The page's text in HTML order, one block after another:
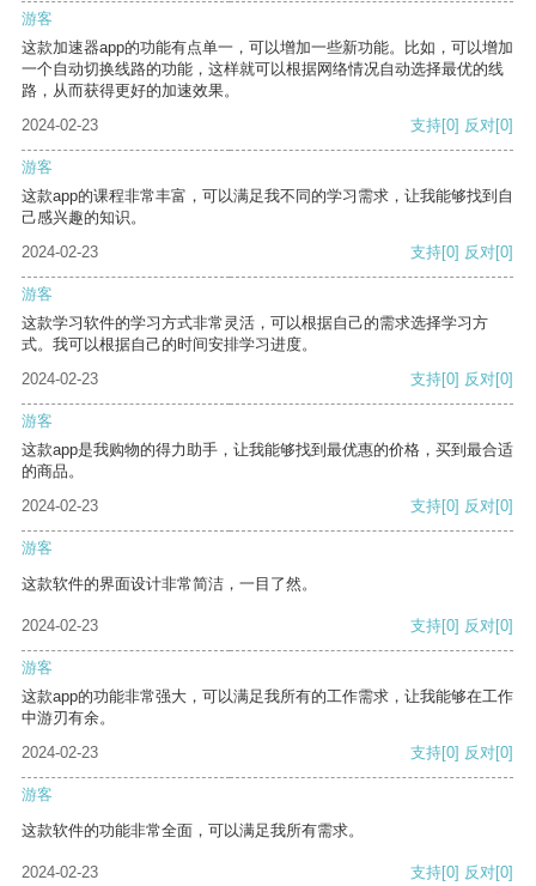
游客
这款加速器app的功能有点单一，可以增加一些新功能。比如，可以增加
一个自动切换线路的功能，这样就可以根据网络情况自动选择最优的线
路，从而获得更好的加速效果。
2024-02-23
支持[0] 反对[0]
游客
这款app的课程非常丰富，可以满足我不同的学习需求，让我能够找到自
己感兴趣的知识。
2024-02-23
支持[0] 反对[0]
游客
这款学习软件的学习方式非常灵活，可以根据自己的需求选择学习方
式。我可以根据自己的时间安排学习进度。
2024-02-23
支持[0] 反对[0]
游客
这款app是我购物的得力助手，让我能够找到最优惠的价格，买到最合适
的商品。
2024-02-23
支持[0] 反对[0]
游客
这款软件的界面设计非常简洁，一目了然。
2024-02-23 支持[0] 反对[0]
游客
这款app的功能非常强大，可以满足我所有的工作需求，让我能够在工作
中游刃有余。
2024-02-23
支持[0] 反对[0]
游客
这款软件的功能非常全面，可以满足我所有需求。
2024-02-23 支持[0] 反对[0]